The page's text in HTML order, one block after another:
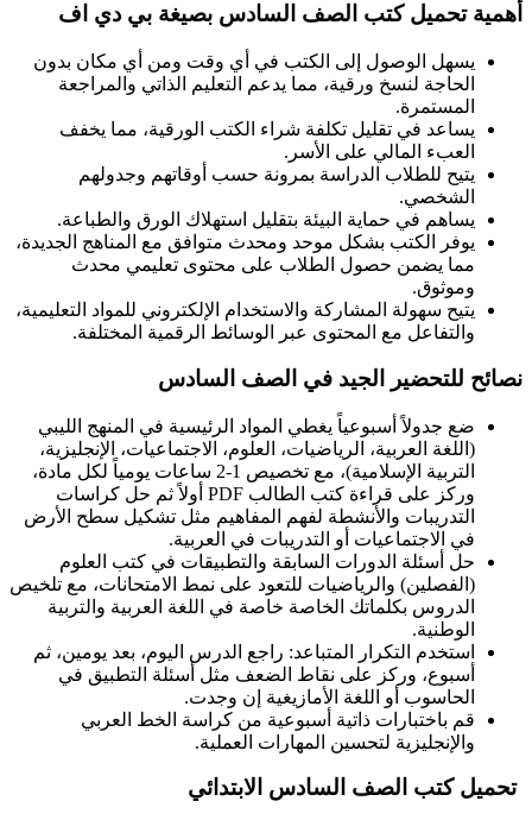
أهمية تحميل كتب الصف السادس بصيغة بي دي اف
يسهل الوصول إلى الكتب في أي وقت ومن أي مكان بدون
الحاجة لنسخ ورقية، مما يدعم التعليم الذاتي والمراجعة
المستمرة.
يساعد في تقليل تكلفة شراء الكتب الورقية، مما يخفف
العبء المالي على الأسر.
يتيح للطلاب الدراسة بمرونة حسب أوقاتهم وجدولهم
الشخصي.
يساهم في حماية البيئة بتقليل استهلاك الورق والطباعة.
يوفر الكتب بشكل موحد ومحدث متوافق مع المناهج الجديدة،
مما يضمن حصول الطلاب على محتوى تعليمي محدث
وموثوق.
يتيح سهولة المشاركة والاستخدام الإلكتروني للمواد التعليمية،
والتفاعل مع المحتوى عبر الوسائط الرقمية المختلفة.
نصائح للتحضير الجيد في الصف السادس
ضع جدولاً أسبوعياً يغطي المواد الرئيسية في المنهج الليبي
(اللغة العربية، الرياضيات، العلوم، الاجتماعيات، الإنجليزية،
التربية الإسلامية)، مع تخصيص 1-2 ساعات يومياً لكل مادة،
وركز على قراءة كتب الطالب PDF أولاً ثم حل كراسات
التدريبات والأنشطة لفهم المفاهيم مثل تشكيل سطح الأرض
في الاجتماعيات أو التدريبات في العربية.​
حل أسئلة الدورات السابقة والتطبيقات في كتب العلوم
(الفصلين) والرياضيات للتعود على نمط الامتحانات، مع تلخيص
الدروس بكلماتك الخاصة خاصة في اللغة العربية والتربية
الوطنية.
استخدم التكرار المتباعد: راجع الدرس اليوم، بعد يومين، ثم
أسبوع، وركز على نقاط الضعف مثل أسئلة التطبيق في
الحاسوب أو اللغة الأمازيغية إن وجدت.
قم باختبارات ذاتية أسبوعية من كراسة الخط العربي
والإنجليزية لتحسين المهارات العملية.
تحميل كتب الصف السادس الابتدائي